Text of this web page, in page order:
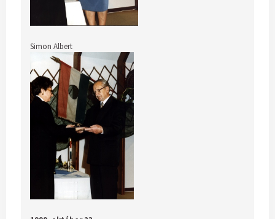
Simon Albert